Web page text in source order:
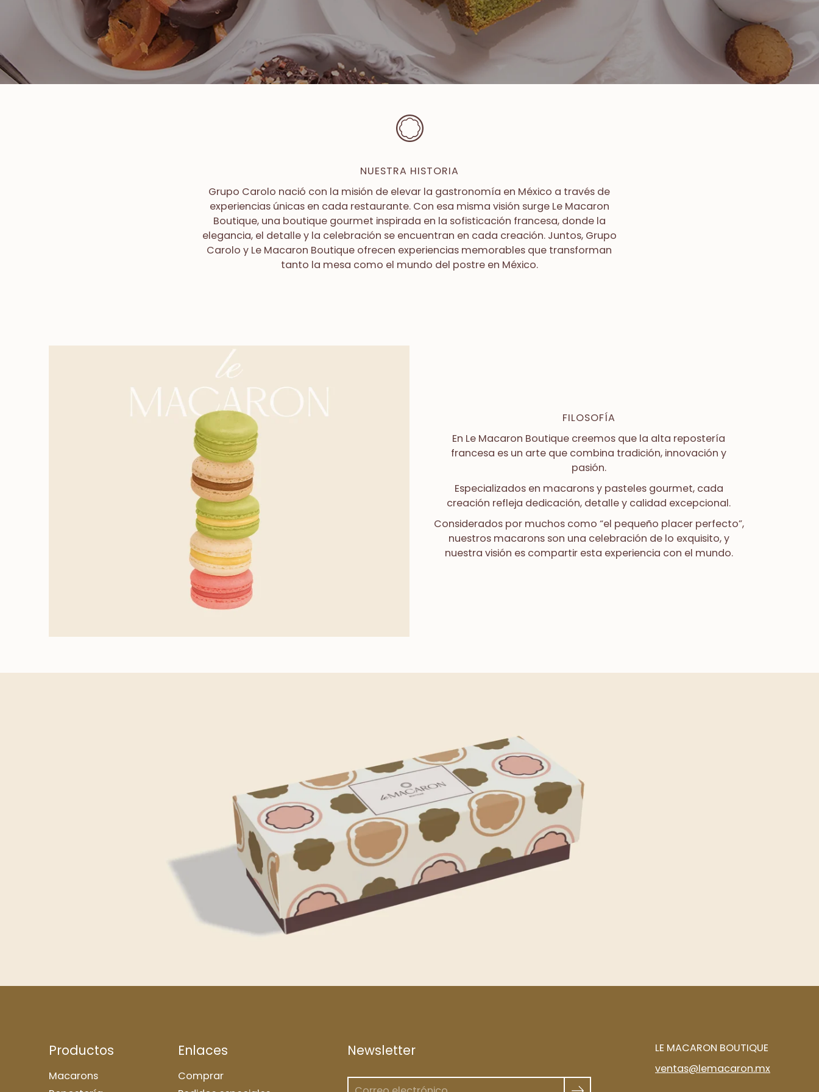
NUESTRA HISTORIA
Grupo Carolo nació con la misión de elevar la gastronomía en México a través de
experiencias únicas en cada restaurante. Con esa misma visión surge Le Macaron
Boutique, una boutique gourmet inspirada en la sofisticación francesa, donde la
elegancia, el detalle y la celebración se encuentran en cada creación. Juntos, Grupo
Carolo y Le Macaron Boutique ofrecen experiencias memorables que transforman
tanto la mesa como el mundo del postre en México.
FILOSOFÍA
En Le Macaron Boutique creemos que la alta repostería
francesa es un arte que combina tradición, innovación y
pasión.
Especializados en macarons y pasteles gourmet, cada
creación refleja dedicación, detalle y calidad excepcional.
Considerados por muchos como “el pequeño placer perfecto”,
nuestros macarons son una celebración de lo exquisito, y
nuestra visión es compartir esta experiencia con el mundo.
Productos
Macarons
Enlaces
Comprar
Newsletter
LE MACARON BOUTIQUE
ventas@lemacaron.mx